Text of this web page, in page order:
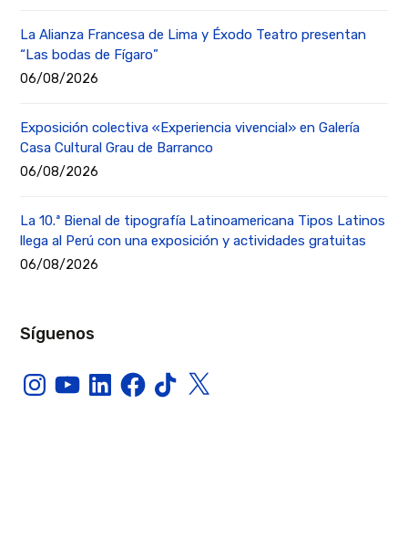
La Alianza Francesa de Lima y Éxodo Teatro presentan
“Las bodas de Fígaro”
06/08/2026
Exposición colectiva «Experiencia vivencial» en Galería
Casa Cultural Grau de Barranco
06/08/2026
La 10.ª Bienal de tipografía Latinoamericana Tipos Latinos
llega al Perú con una exposición y actividades gratuitas
06/08/2026
Síguenos
InstagramYouTubeLinkedInFacebook
TikTokX